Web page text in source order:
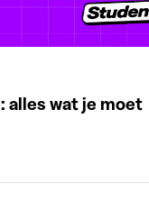
alles wat je moet